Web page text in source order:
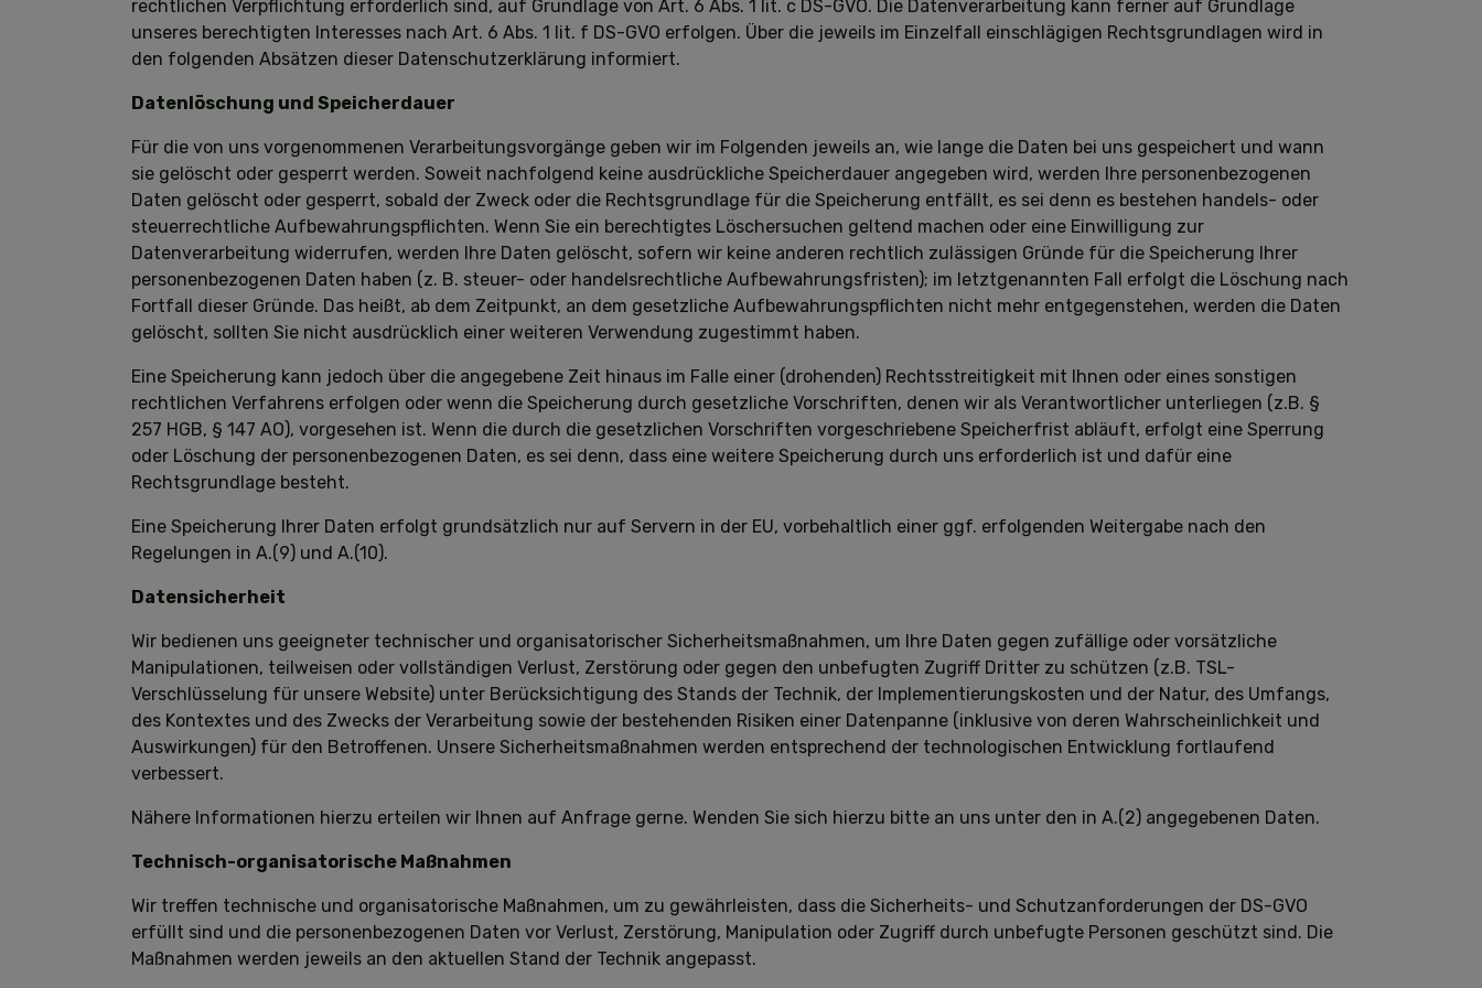
rechtlichen Verpflichtung erforderlich sind, auf Grundlage von Art. 6 Abs. 1 lit. c DS-GVO. Die Datenverarbeitung kann ferner auf Grundlage
unseres berechtigten Interesses nach Art. 6 Abs. 1 lit. f DS-GVO erfolgen. Über die jeweils im Einzelfall einschlägigen Rechtsgrundlagen wird in
den folgenden Absätzen dieser Datenschutzerklärung informiert.
Datenlöschung und Speicherdauer
Für die von uns vorgenommenen Verarbeitungsvorgänge geben wir im Folgenden jeweils an, wie lange die Daten bei uns gespeichert und wann
sie gelöscht oder gesperrt werden. Soweit nachfolgend keine ausdrückliche Speicherdauer angegeben wird, werden Ihre personenbezogenen
Daten gelöscht oder gesperrt, sobald der Zweck oder die Rechtsgrundlage für die Speicherung entfällt, es sei denn es bestehen handels- oder
steuerrechtliche Aufbewahrungspflichten. Wenn Sie ein berechtigtes Löschersuchen geltend machen oder eine Einwilligung zur
Datenverarbeitung widerrufen, werden Ihre Daten gelöscht, sofern wir keine anderen rechtlich zulässigen Gründe für die Speicherung Ihrer
personenbezogenen Daten haben (z. B. steuer- oder handelsrechtliche Aufbewahrungsfristen); im letztgenannten Fall erfolgt die Löschung nach
Fortfall dieser Gründe. Das heißt, ab dem Zeitpunkt, an dem gesetzliche Aufbewahrungspflichten nicht mehr entgegenstehen, werden die Daten
gelöscht, sollten Sie nicht ausdrücklich einer weiteren Verwendung zugestimmt haben.
Eine Speicherung kann jedoch über die angegebene Zeit hinaus im Falle einer (drohenden) Rechtsstreitigkeit mit Ihnen oder eines sonstigen
rechtlichen Verfahrens erfolgen oder wenn die Speicherung durch gesetzliche Vorschriften, denen wir als Verantwortlicher unterliegen (z.B. §
257 HGB, § 147 AO), vorgesehen ist. Wenn die durch die gesetzlichen Vorschriften vorgeschriebene Speicherfrist abläuft, erfolgt eine Sperrung
oder Löschung der personenbezogenen Daten, es sei denn, dass eine weitere Speicherung durch uns erforderlich ist und dafür eine
Rechtsgrundlage besteht.
Eine Speicherung Ihrer Daten erfolgt grundsätzlich nur auf Servern in der EU, vorbehaltlich einer ggf. erfolgenden Weitergabe nach den
Regelungen in A.(9) und A.(10).
Datensicherheit
Wir bedienen uns geeigneter technischer und organisatorischer Sicherheitsmaßnahmen, um Ihre Daten gegen zufällige oder vorsätzliche
Manipulationen, teilweisen oder vollständigen Verlust, Zerstörung oder gegen den unbefugten Zugriff Dritter zu schützen (z.B. TSL-
Verschlüsselung für unsere Website) unter Berücksichtigung des Stands der Technik, der Implementierungskosten und der Natur, des Umfangs,
des Kontextes und des Zwecks der Verarbeitung sowie der bestehenden Risiken einer Datenpanne (inklusive von deren Wahrscheinlichkeit und
Auswirkungen) für den Betroffenen. Unsere Sicherheitsmaßnahmen werden entsprechend der technologischen Entwicklung fortlaufend
verbessert.
Nähere Informationen hierzu erteilen wir Ihnen auf Anfrage gerne. Wenden Sie sich hierzu bitte an uns unter den in A.(2) angegebenen Daten.
Technisch-organisatorische Maßnahmen
Wir treffen technische und organisatorische Maßnahmen, um zu gewährleisten, dass die Sicherheits- und Schutzanforderungen der DS-GVO
erfüllt sind und die personenbezogenen Daten vor Verlust, Zerstörung, Manipulation oder Zugriff durch unbefugte Personen geschützt sind. Die
Maßnahmen werden jeweils an den aktuellen Stand der Technik angepasst.